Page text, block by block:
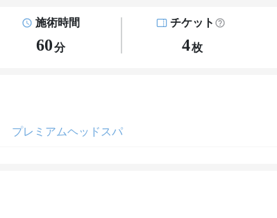
施術時間
60分
チケット
4枚
プレミアムヘッドスパ